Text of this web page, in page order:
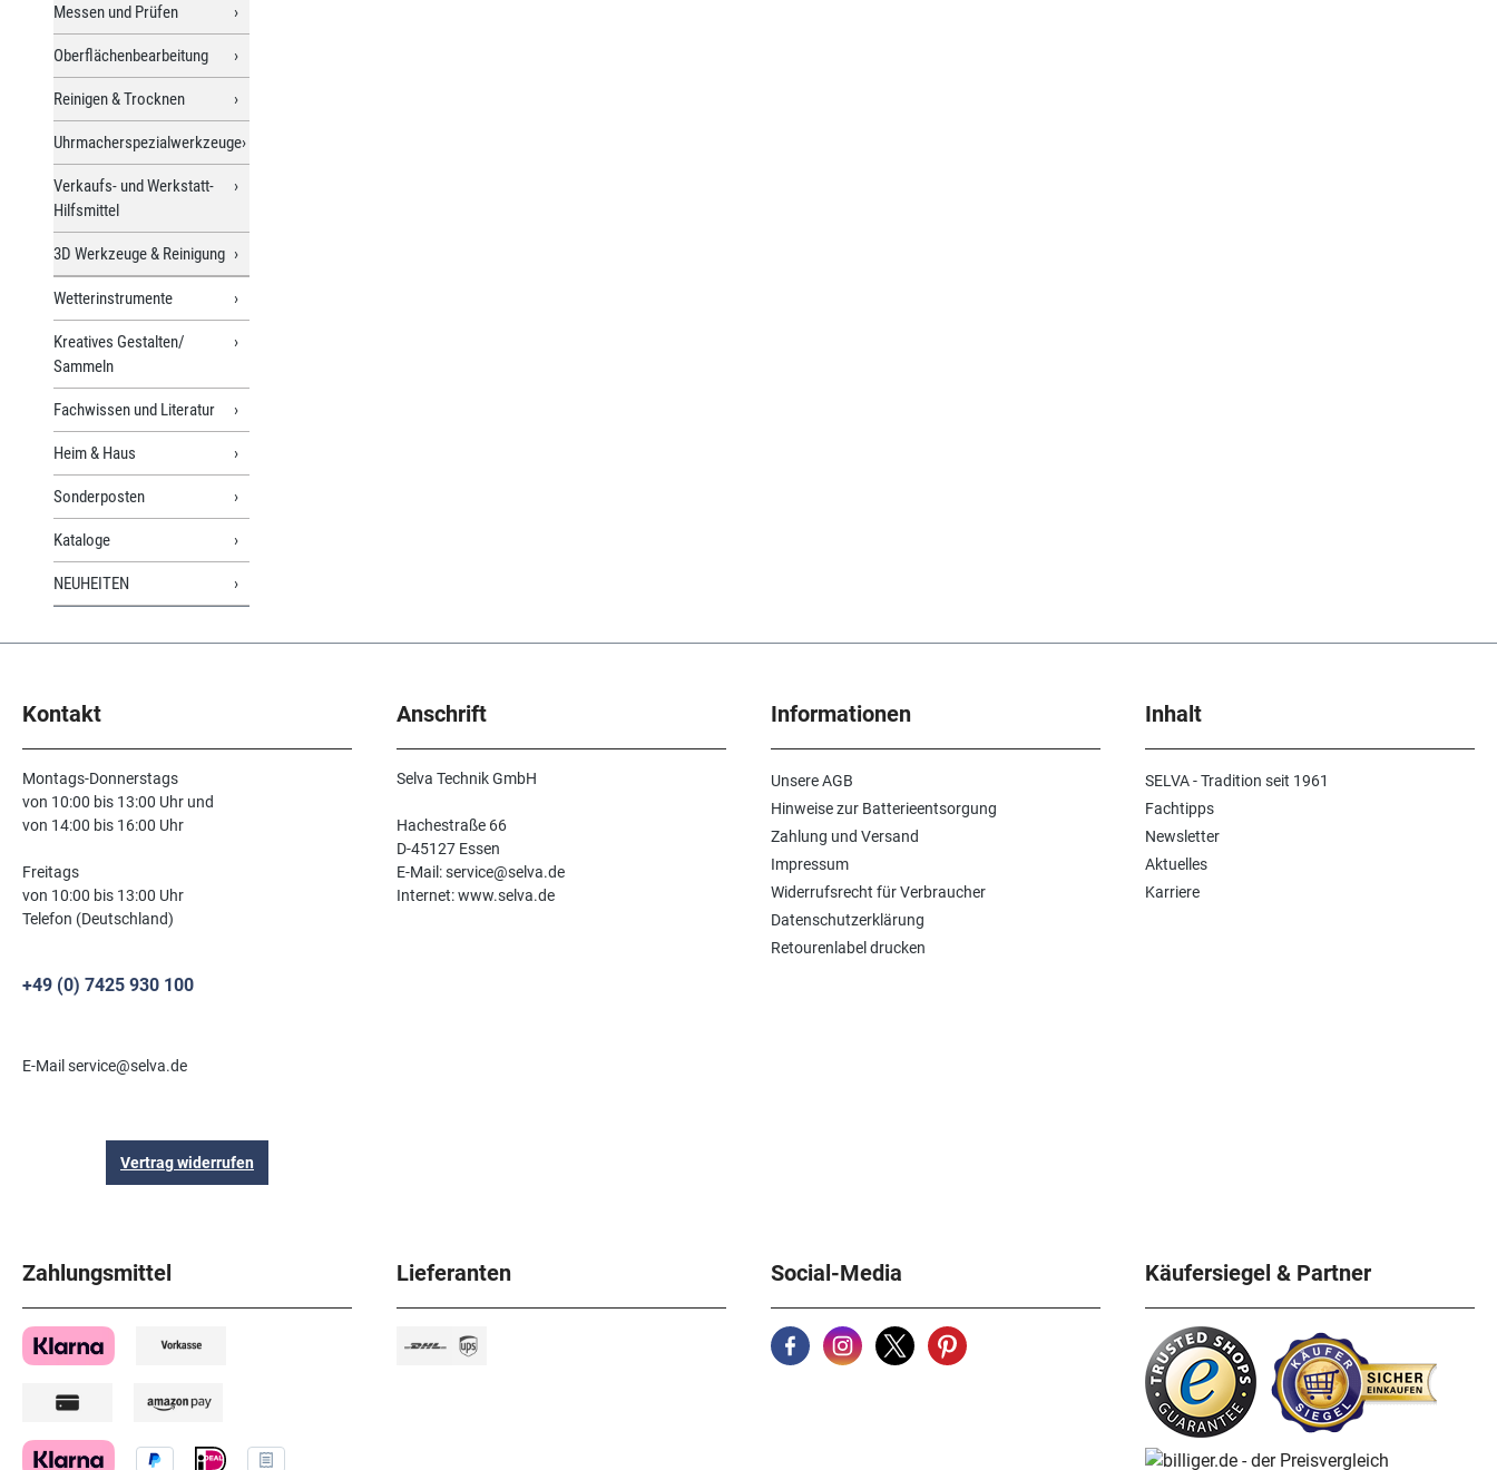
Messen und Prüfen
Oberflächenbearbeitung
Reinigen & Trocknen
Uhrmacherspezialwerkzeuge
Verkaufs- und Werkstatt-
Hilfsmittel
3D Werkzeuge & Reinigung
Wetterinstrumente
Kreatives Gestalten/
Sammeln
Fachwissen und Literatur
Heim & Haus
Sonderposten
Kataloge
NEUHEITEN
Kontakt
Montags-Donnerstags
von 10:00 bis 13:00 Uhr und
von 14:00 bis 16:00 Uhr
Freitags
von 10:00 bis 13:00 Uhr
Telefon (Deutschland)
+49 (0) 7425 930 100
E-Mail service@selva.de
Vertrag widerrufen
Anschrift
Selva Technik GmbH
Hachestraße 66
D-45127 Essen
E-Mail: service@selva.de
Internet: www.selva.de
Informationen
Unsere AGB
Hinweise zur Batterieentsorgung
Zahlung und Versand
Impressum
Widerrufsrecht für Verbraucher
Datenschutzerklärung
Retourenlabel drucken
Inhalt
SELVA - Tradition seit 1961
Fachtipps
Newsletter
Aktuelles
Karriere
Zahlungsmittel Lieferanten Social-Media Käufersiegel & Partner